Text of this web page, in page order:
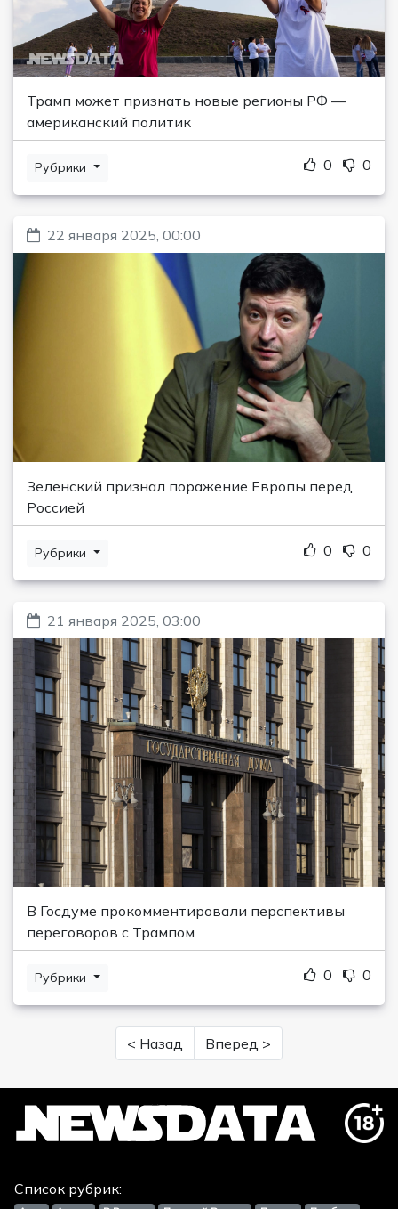
Трамп может признать новые регионы РФ —
американский политик
Рубрики 0 0
22 января 2025, 00:00
Зеленский признал поражение Европы перед
Россией
Рубрики 0 0
21 января 2025, 03:00
В Госдуме прокомментировали перспективы
переговоров с Трампом
Рубрики 0 0
< Назад Вперед >
Список рубрик: